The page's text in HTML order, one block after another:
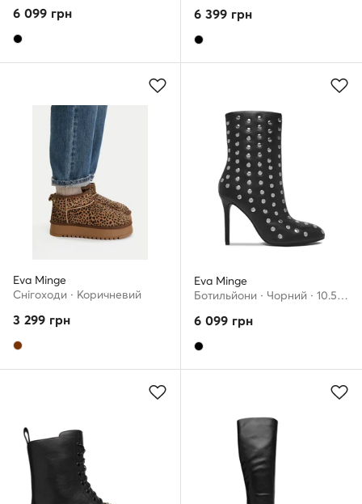
6 099 грн 6 399 грн
Eva Minge
Снігоходи · Коричневий
3 299 грн
Eva Minge
Ботильйони · Чорний · 10.5 см
6 099 грн